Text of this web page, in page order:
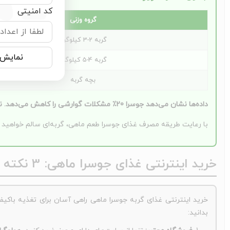
گروه وزنی
گربه 2-3 کیلوگرم
گربه 4-5 کیلوگرم
بچه گربه
داده‌ها نشان می‌دهد جوسرا 20٪ مشکلات گوارشی را کاهش می‌دهد.
با رعایت طریقه مصرف غذای جوسرا طعم ماهی، گربه‌ای سالم
خرید اینترنتی غذای جوسرا ماهی: 3 نکته طلایی قبل از سفارش
بدانید:
کد امنیتی